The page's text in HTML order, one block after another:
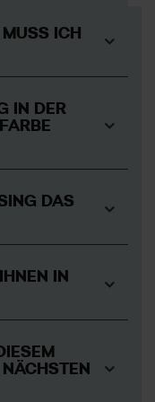
ICH
Deal beträgt
IN DER
DAS
IN